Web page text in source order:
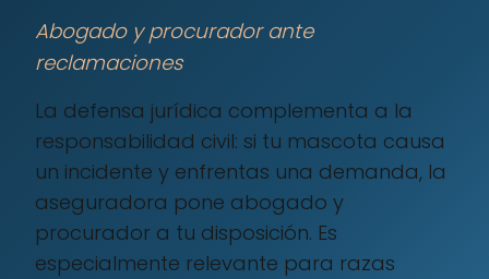
Abogado y procurador ante
reclamaciones
La defensa jurídica complementa a la
responsabilidad civil: si tu mascota causa
un incidente y enfrentas una demanda, la
aseguradora pone abogado y
procurador a tu disposición. Es
especialmente relevante para razas